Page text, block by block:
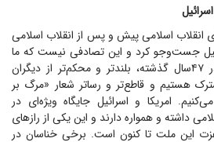
اسلامی پیش و پس از انقلاب اسلامی
جست‌و‌جو کرد و این تصادفی نیست که ما
مردم در آخر تکبیرهای‌مان در ۴۷سال گذشته، بلندتر و محکم‌تر از دیگران
هستیم و قاطع‌تر و رساتر شعار «مرگ بر
امریکا و اسرائیل جایگاه ویژه‌ای در
داشته و همواره دارند و این یکی از راز‌های
این ملت تا کنون است. برخی خناسان در